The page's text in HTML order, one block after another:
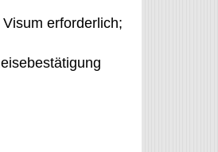
erforderlich;